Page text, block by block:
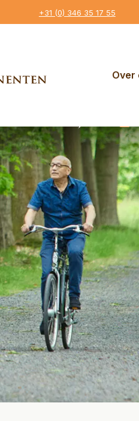
+31 (0) 346 35 17 55
Over